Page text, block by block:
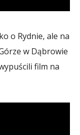
o Rydnie, ale na
w Dąbrowie
film na